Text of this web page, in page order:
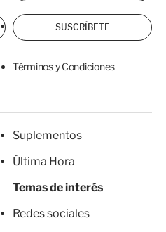
SUSCRÍBETE
Términos y Condiciones
Suplementos
Última Hora
Temas de interés
Redes sociales